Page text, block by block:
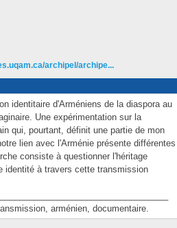
archipel/archipe...
identitaire d'Arméniens de la diaspora au
Une expérimentation sur la
qui, pourtant, définit une partie de mon
lien avec l'Arménie présente différentes
consiste à questionner l'héritage
identité à travers cette transmission
arménien, documentaire.